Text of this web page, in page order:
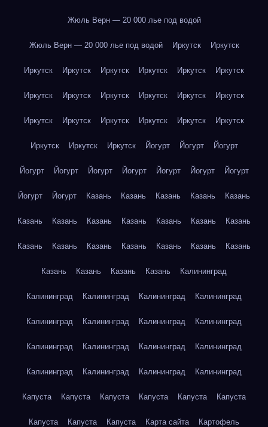
Жюль Верн — 20 000 лье под водой
Жюль Верн — 20 000 лье под водой Иркутск Иркутск
Иркутск Иркутск Иркутск Иркутск Иркутск Иркутск
Иркутск Иркутск Иркутск Иркутск Иркутск Иркутск
Иркутск Иркутск Иркутск Иркутск Иркутск Иркутск
Иркутск Иркутск Иркутск Йогурт Йогурт Йогурт
Йогурт Йогурт Йогурт Йогурт Йогурт Йогурт Йогурт
Йогурт Йогурт Казань Казань Казань Казань Казань
Казань Казань Казань Казань Казань Казань Казань
Казань Казань Казань Казань Казань Казань Казань
Казань Казань Казань Казань Калининград
Калининград Калининград Калининград Калининград
Калининград Калининград Калининград Калининград
Калининград Калининград Калининград Калининград
Калининград Калининград Калининград Калининград
Капуста Капуста Капуста Капуста Капуста Капуста
Капуста Капуста Капуста Карта сайта Картофель